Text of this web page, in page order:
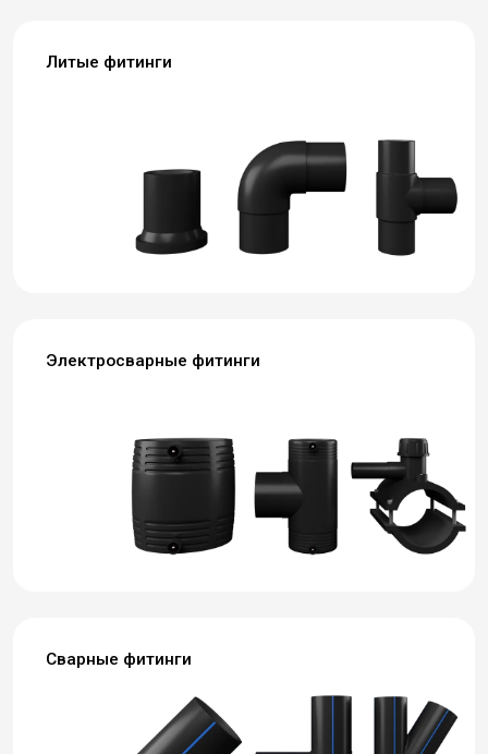
Литые фитинги
Электросварные фитинги
Сварные фитинги